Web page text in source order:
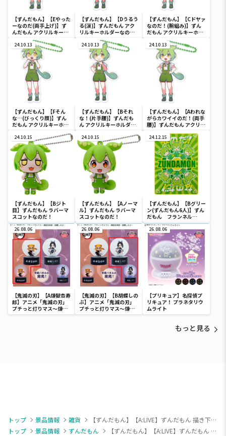
【ずんだもん】【Eやった
ーなのだ(両手上げ)】ず
んだもん アクリルキーホ
ルダーなのだ！
【ずんだもん】【Dうるう
る(涙)】ずんだもん アク
リルキーホルダーなの
【ずんだもん】【Cドヤァ
なのだ！(腕組み)】ずん
だもん アクリルキーホル
ダーなのだ！
24.10.13
【ずんだもん】【Fそん
な…(びっくり顔)】ずん
だもん アクリルキーホル
24.10.13
【ずんだもん】【Bそれ
な！(片手腰)】ずんだも
ん アクリルキーホルダー
24.10.13
【ずんだもん】【Aわれな
がらカワイイのだ！(両手
腰)】ずんだもん アクリル
24.10.15
【ずんだもん】【Bジト
目】ずんだもん ラバーマ
スコットなのだ！
24.10.15
【ずんだもん】【Aノーマ
ル】ずんだもん ラバーマ
スコットなのだ！
24.12.15
【ずんだもん】【Bグリー
ン(ずんだもん6人)】ずん
だもん フランネル
100×140
26.08.06
【鬼滅の刃】【A煉獄杏寿
郎】アニメ「鬼滅の刃」
プチっと灯りマス～煉獄
杏寿郎・胡蝶しのぶ～
26.08.06
【鬼滅の刃】【B胡蝶しの
ぶ】アニメ「鬼滅の刃」
プチっと灯りマス～煉獄
杏寿郎・胡蝶しのぶ～
26.08.06
【プリキュア】名探偵プ
リキュア！ プラネタリウ
ムライト
もっと見る
トップ 景品情報 雑貨
【ずんだもん】【A:LIVE】ずんだもん 描き下ろしブランケット
トップ
景品情報 ずんだもん 【ずんだもん】【A:LIVE】ずんだもん 描き下ろしブランケット